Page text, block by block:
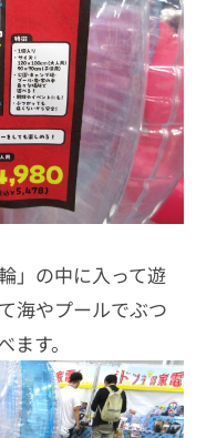
」の中に入って遊
海やプールでぶつ
す。